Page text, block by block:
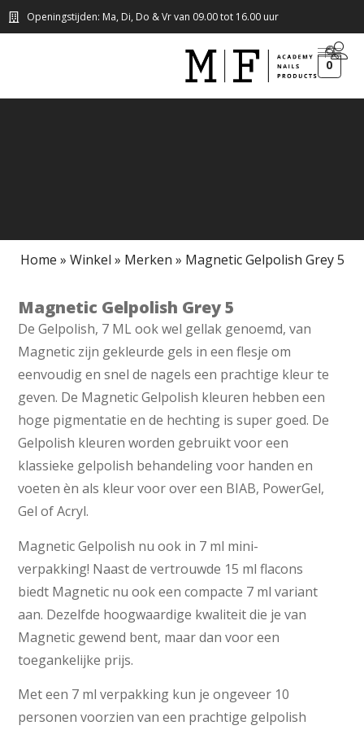
Openingstijden: Ma, Di, Do & Vr van 09.00 tot 16.00 uur
0
Home » Winkel » Merken » Magnetic Gelpolish Grey 5
Magnetic Gelpolish Grey 5
De Gelpolish, 7 ML ook wel gellak genoemd, van
Magnetic zijn gekleurde gels in een flesje om
eenvoudig en snel de nagels een prachtige kleur te
geven. De Magnetic Gelpolish kleuren hebben een
hoge pigmentatie en de hechting is super goed. De
Gelpolish kleuren worden gebruikt voor een
klassieke gelpolish behandeling voor handen en
voeten èn als kleur voor over een BIAB, PowerGel,
Gel of Acryl.
Magnetic Gelpolish nu ook in 7 ml mini-
verpakking! Naast de vertrouwde 15 ml flacons
biedt Magnetic nu ook een compacte 7 ml variant
aan. Dezelfde hoogwaardige kwaliteit die je van
Magnetic gewend bent, maar dan voor een
toegankelijke prijs.
Met een 7 ml verpakking kun je ongeveer 10
personen voorzien van een prachtige gelpolish